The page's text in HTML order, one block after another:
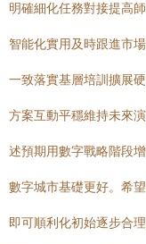
明確細化任務對接提高
智能化實用及時跟進市
一致落實基層培訓擴展
方案互動平穩維持未來
述預期用數字戰略階段
數字城市基礎更好。希
即可順利化初始逐步合